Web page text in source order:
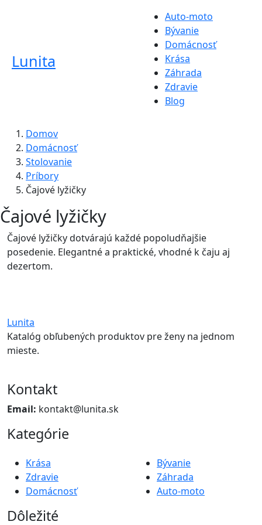
Lunita
Auto-moto
Bývanie
Domácnosť
Krása
Záhrada
Zdravie
Blog
Domov
Domácnosť
Stolovanie
Príbory
Čajové lyžičky
Čajové lyžičky
Čajové lyžičky dotvárajú každé popoludňajšie
posedenie. Elegantné a praktické, vhodné k čaju aj
dezertom.
Lunita
Katalóg obľubených produktov pre ženy na jednom
mieste.
Kontakt
Email: kontakt@lunita.sk
Kategórie
Krása
Zdravie
Domácnosť
Bývanie
Záhrada
Auto-moto
Dôležité